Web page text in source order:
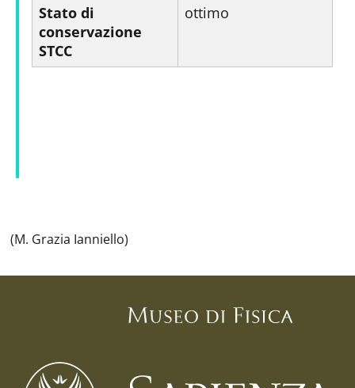
Stato di
conservazione
STCC
ottimo
(M. Grazia Ianniello)